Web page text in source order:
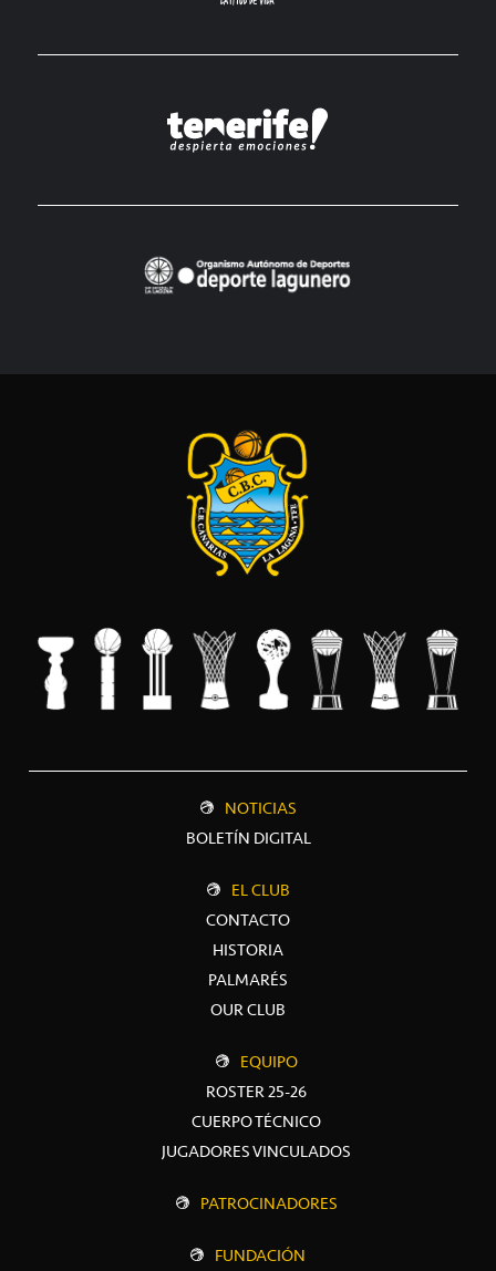
NOTICIAS
BOLETÍN DIGITAL
EL CLUB
CONTACTO
HISTORIA
PALMARÉS
OUR CLUB
EQUIPO
ROSTER 25-26
CUERPO TÉCNICO
JUGADORES VINCULADOS
PATROCINADORES
FUNDACIÓN